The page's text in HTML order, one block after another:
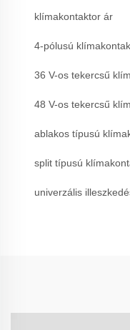
klímakontaktor ár
4-pólusú
36 V-os tekercsű
48 V-os tekercsű
ablakos típusú
split típusú
univerzális